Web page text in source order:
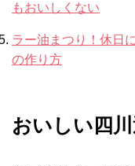
もおいしくない
ラー油まつり！休日
の作り方
おいしい四